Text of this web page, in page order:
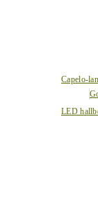
Capelo-
LED